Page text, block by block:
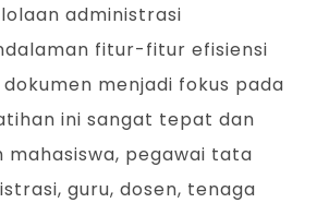
administrasi
fitur-fitur efisiensi
menjadi fokus pada
ini sangat tepat dan
mahasiswa, pegawai tata
guru, dosen, tenaga